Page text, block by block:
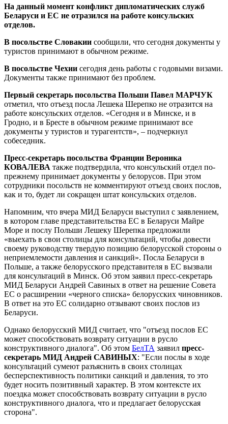
На данный момент конфликт дипломатических служб
Беларуси и ЕС не отразился на работе консульских
отделов.
В посольстве Словакии сообщили, что сегодня документы у
туристов принимают в обычном режиме.
В посольстве Чехии сегодня день работы с годовыми визами.
Документы также принимают без проблем.
Первый секретарь посольства Польши Павел МАРЧУК
отметил, что отъезд посла Лешека Шерепко не отразится на
работе консульских отделов. «Сегодня и в Минске, и в
Гродно, и в Бресте в обычном режиме принимают все
документы у туристов и турагентств», – подчеркнул
собеседник.
Пресс-секретарь посольства Франции Вероника
КОВАЛЕВА также подтвердила, что консульский отдел по-
прежнему принимает документы у белорусов. При этом
сотрудники посольств не комментируют отъезд своих послов,
как и то, будет ли сокращен штат консульских отделов.
Напомним, что вчера МИД Беларуси выступил с заявлением,
в котором главе представительства ЕС в Беларуси Майре
Море и послу Польши Лешеку Шерепка предложили
«выехать в свои столицы для консультаций, чтобы довести
своему руководству твердую позицию белорусской стороны о
неприемлемости давления и санкций». Посла Беларуси в
Польше, а также белорусского представителя в ЕС вызвали
для консультаций в Минск. Об этом заявил пресс-секретарь
МИД Беларуси Андрей Савиных в ответ на решение Совета
ЕС о расширении «черного списка» белорусских чиновников.
В ответ на это ЕС солидарно отзывают своих послов из
Беларуси.
Однако белорусский МИД считает, что "отъезд послов ЕС
может способствовать возврату ситуации в русло
конструктивного диалога". Об этом БелТА заявил пресс-
секретарь МИД Андрей САВИНЫХ: "Если послы в ходе
консультаций сумеют разъяснить в своих столицах
бесперспективность политики санкций и давления, то это
будет носить позитивный характер. В этом контексте их
поездка может способствовать возврату ситуации в русло
конструктивного диалога, что и предлагает белорусская
сторона".